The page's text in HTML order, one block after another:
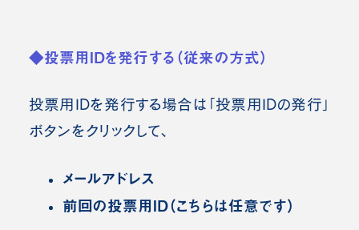
◆投票用IDを発行する（従来の方式）
投票用IDを発行する場合は「投票用IDの発行」
ボタンをクリックして、
メールアドレス
前回の投票用ID（こちらは任意です）